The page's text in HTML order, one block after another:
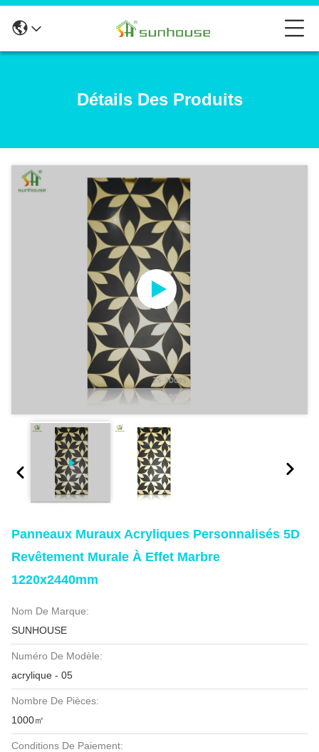
Détails Des Produits
Panneaux Muraux Acryliques Personnalisés 5D
Revêtement Murale À Effet Marbre
1220x2440mm
Nom De Marque:
SUNHOUSE
Numéro De Modèle:
acrylique - 05
Nombre De Pièces:
1000㎡
Conditions De Paiement: